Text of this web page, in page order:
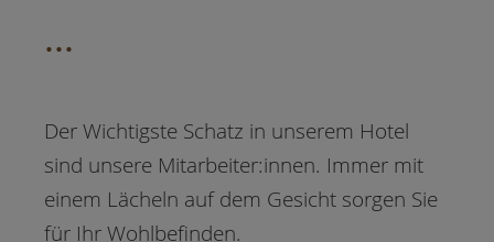
...
Der Wichtigste Schatz in unserem Hotel
sind unsere Mitarbeiter:innen. Immer mit
einem Lächeln auf dem Gesicht sorgen Sie
für Ihr Wohlbefinden.